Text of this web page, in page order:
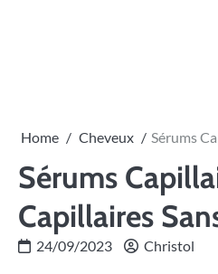
Home Cheveux Sérums
Sérums
Capillaires
24/09/2023 Christol